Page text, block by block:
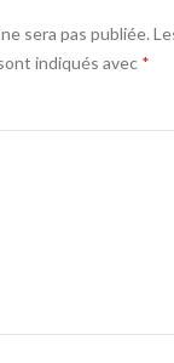
sera pas publiée.
indiqués avec *